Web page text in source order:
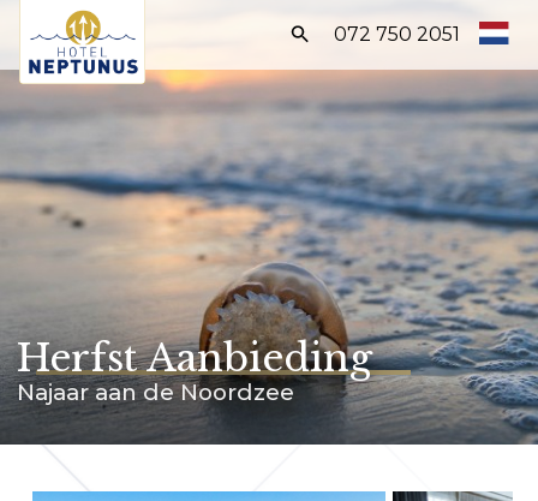
Zoeken:
072 750 2051
Arrangementen
RESERVEER DIRECT
Herfst Aanbieding
Najaar aan de Noordzee